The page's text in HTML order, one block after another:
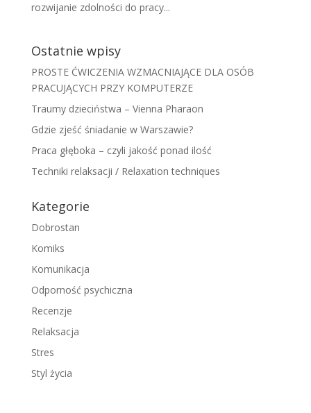
rozwijanie zdolności do pracy...
Ostatnie wpisy
PROSTE ĆWICZENIA WZMACNIAJĄCE DLA OSÓB
PRACUJĄCYCH PRZY KOMPUTERZE
Traumy dzieciństwa – Vienna Pharaon
Gdzie zjeść śniadanie w Warszawie?
Praca głęboka – czyli jakość ponad ilość
Techniki relaksacji / Relaxation techniques
Kategorie
Dobrostan
Komiks
Komunikacja
Odporność psychiczna
Recenzje
Relaksacja
Stres
Styl życia